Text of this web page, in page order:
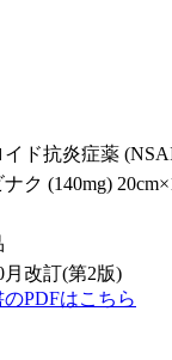
ド抗炎症薬
ク (140mg)
月改訂(第2版)
PDFはこちら